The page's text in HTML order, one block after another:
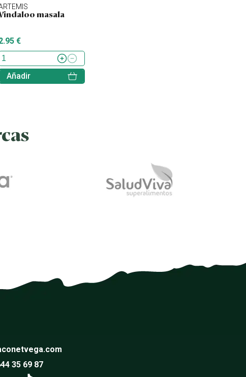
masala
€
Añadir
35 69 87